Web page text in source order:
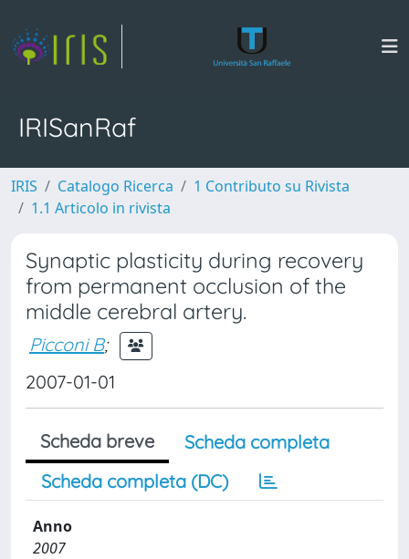
IRISanRaf
IRIS Catalogo Ricerca
1 Contributo su Rivista
1.1 Articolo in rivista
Synaptic plasticity during recovery
from permanent occlusion of the
middle cerebral artery.
Picconi B;
2007-01-01
Scheda breve
Scheda completa
Scheda completa (DC)
Anno
2007